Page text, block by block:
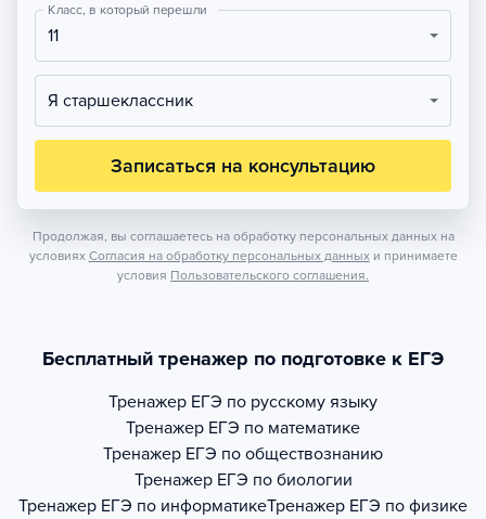
Класс, в который перешли
11
Я старшеклассник
Записаться на консультацию
Продолжая, вы соглашаетесь на обработку персональных данных на
условиях Согласия на обработку персональных данных и принимаете
условия Пользовательского соглашения.
Бесплатный тренажер по подготовке к ЕГЭ
Тренажер ЕГЭ по русскому языку
Тренажер ЕГЭ по математике
Тренажер ЕГЭ по обществознанию
Тренажер ЕГЭ по биологии
Тренажер ЕГЭ по информатикеТренажер ЕГЭ по физике